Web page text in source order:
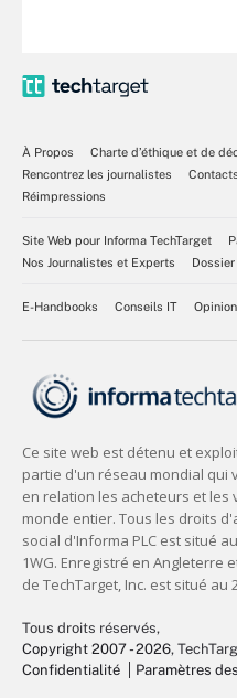
À Propos
Charte d’éthique et de
Rencontrez les journalistes
Contacts
Réimpressions
Site Web pour Informa TechTarget
Nos Journalistes et Experts
E-Handbooks Conseils IT
Tous droits réservés,
Copyright 2007 - 2026,
Confidentialité
Paramètres